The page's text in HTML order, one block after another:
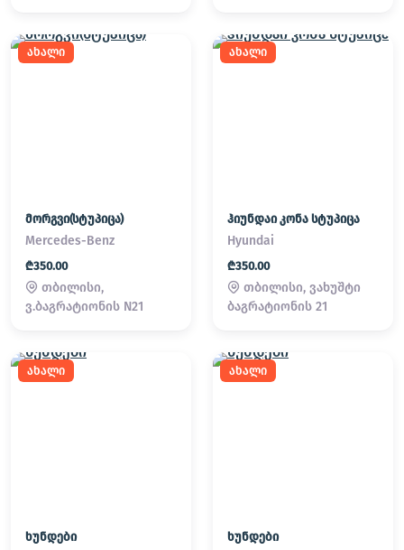
ახალი
მორგვი(სტუპიცა)
Mercedes-Benz
₾350.00
თბილისი,
ვ.ბაგრატიონის N21
ახალი
ჰიუნდაი კონა სტუპიცა
Hyundai
₾350.00
თბილისი, ვახუშტი
ბაგრატიონის 21
ახალი
ხუნდები
ახალი
ხუნდები